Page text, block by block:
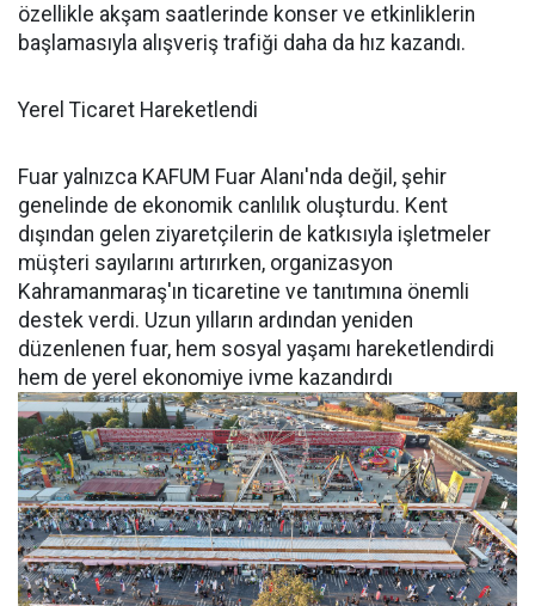
özellikle akşam saatlerinde konser ve etkinliklerin
başlamasıyla alışveriş trafiği daha da hız kazandı.
Yerel Ticaret Hareketlendi
Fuar yalnızca KAFUM Fuar Alanı'nda değil, şehir
genelinde de ekonomik canlılık oluşturdu. Kent
dışından gelen ziyaretçilerin de katkısıyla işletmeler
müşteri sayılarını artırırken, organizasyon
Kahramanmaraş'ın ticaretine ve tanıtımına önemli
destek verdi. Uzun yılların ardından yeniden
düzenlenen fuar, hem sosyal yaşamı hareketlendirdi
hem de yerel ekonomiye ivme kazandırdı